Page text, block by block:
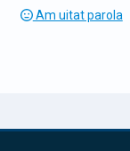
Am uitat parola